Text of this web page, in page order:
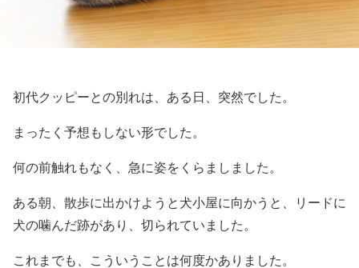
初代クッピーとの別れは、ある日、突然でした。
まったく予想もしない形でした。
何の前触れもなく、急に姿をくらましました。
ある朝、散歩に出かけようと犬小屋に向かうと、リードに
犬の噛んだ跡があり、切られていました。
これまでも、こういうことは何度かありました。